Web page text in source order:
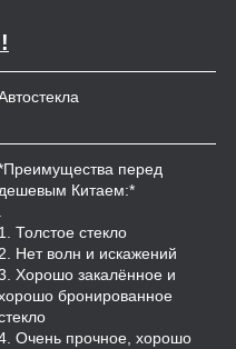
перед
Китаем:*
.
1. Толстое стекло
Нет волн и искажений
Хорошо закалённое и
бронированное
Очень прочное, хорошо